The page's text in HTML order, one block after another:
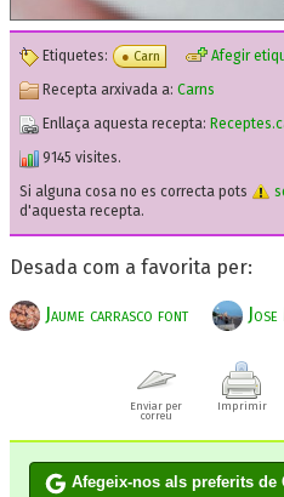
Etiquetes: Carn
Afegir
Recepta arxivada a: Carns
Enllaça aquesta recepta:
9145 visites.
Si alguna cosa no es correcta pots
d'aquesta recepta.
Desada com a favorita per:
Jaume carrasco font
Enviar per
correu
Imprimir
Afegeix-nos als preferits de